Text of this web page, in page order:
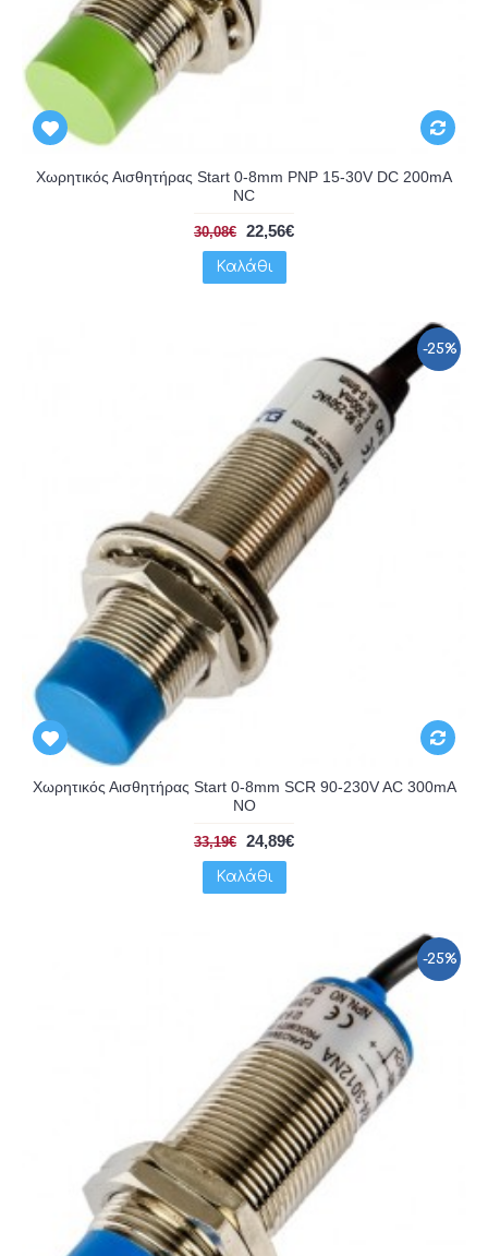
Χωρητικός Αισθητήρας Start 0-8mm PNP 15-30V DC 200mA
NC
30,08€ 22,56€
Καλάθι
-25%
Χωρητικός Αισθητήρας Start 0-8mm SCR 90-230V AC 300mA
NO
33,19€ 24,89€
Καλάθι
-25%